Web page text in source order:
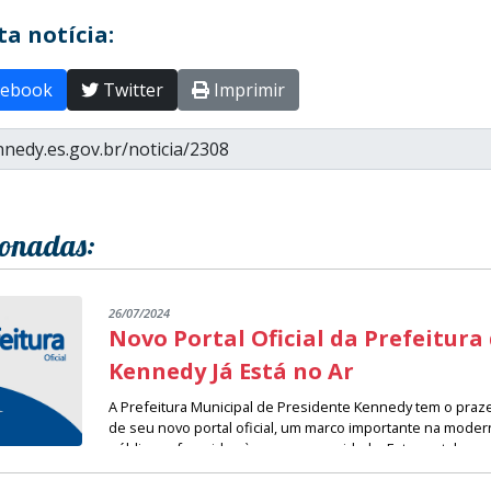
notícia:
Twitter Imprimir
26/07/2024
Novo Portal Oficial da Prefeitura
Kennedy Já Está no Ar
A Prefeitura Municipal de Presidente Kennedy tem o
de seu novo portal oficial, um marco importante na
públicos oferecidos à nossa comunidade. Este portal
significativo em nossa missão de facilitar o acesso à